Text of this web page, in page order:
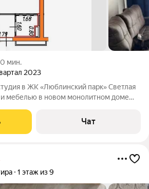
мин.
2023
в ЖК «Люблинский парк» Светлая
и мебелью в новом монолитном доме
Чат
1 этаж из 9